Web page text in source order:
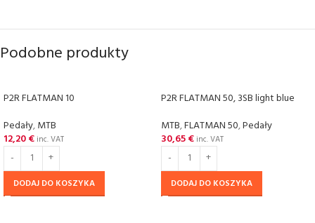
Podobne produkty
P2R FLATMAN 10
Pedały,MTB
12,20€ inc. VAT
DODAJ DO KOSZYKA
P2R FLATMAN 50, 3SB light blue
MTB,FLATMAN 50,Pedały
30,65€ inc. VAT
DODAJ DO KOSZYKA